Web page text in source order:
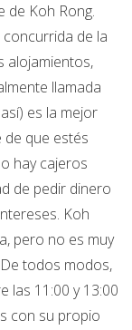
de Koh Rong.
de la
alojamientos,
llamada
es la mejor
de que estés
hay cajeros
de pedir dinero
Koh
pero no es muy
todos modos,
las 11:00 y 13:00
con su propio